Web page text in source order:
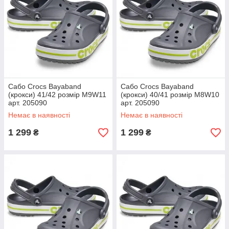
Сабо Crocs Bayaband
(крокси) 41/42 розмір M9W11
арт. 205090
Немає в наявності
1 299 ₴
Сабо Crocs Bayaband
(крокси) 40/41 розмір M8W10
арт. 205090
Немає в наявності
1 299 ₴